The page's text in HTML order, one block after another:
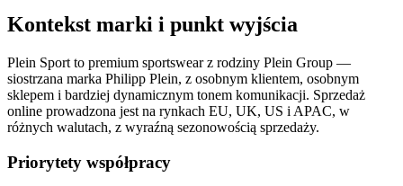
Kontekst marki i punkt wyjścia
Plein Sport to premium sportswear z rodziny Plein Group —
siostrzana marka Philipp Plein, z osobnym klientem, osobnym
sklepem i bardziej dynamicznym tonem komunikacji. Sprzedaż
online prowadzona jest na rynkach EU, UK, US i APAC, w
różnych walutach, z wyraźną sezonowością sprzedaży.
Priorytety współpracy